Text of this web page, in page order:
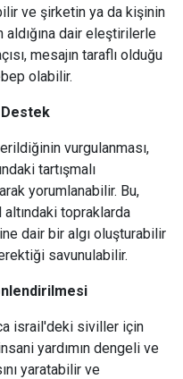
ve şirketin ya da kişinin
aldığına dair eleştirilerle
mesajın taraflı olduğu
olabilir.
Destek
vurgulanması,
tartışmalı
yorumlanabilir. Bu,
topraklarda
dair bir algı oluşturabilir
savunulabilir.
israil'deki siviller için
yardımın dengeli ve
yaratabilir ve